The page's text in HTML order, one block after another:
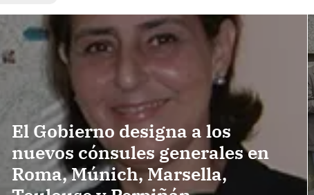
El Gobierno designa a los
nuevos cónsules generales en
Roma, Múnich, Marsella,